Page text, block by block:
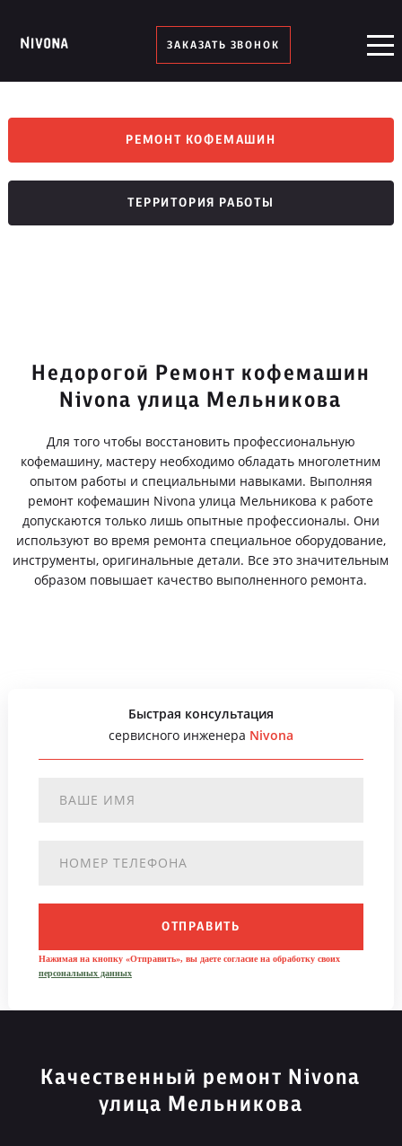
ЗАКАЗАТЬ ЗВОНОК
РЕМОНТ КОФЕМАШИН
ТЕРРИТОРИЯ РАБОТЫ
Недорогой Ремонт кофемашин
Nivona улица Мельникова
Для того чтобы восстановить профессиональную
кофемашину, мастеру необходимо обладать многолетним
опытом работы и специальными навыками. Выполняя
ремонт кофемашин Nivona улица Мельникова к работе
допускаются только лишь опытные профессионалы. Они
используют во время ремонта специальное оборудование,
инструменты, оригинальные детали. Все это значительным
образом повышает качество выполненного ремонта.
Быстрая консультация
сервисного инженера Nivona
ОТПРАВИТЬ
Нажимая на кнопку «Отправить», вы даете согласие на обработку своих
персональных данных
Качественный ремонт Nivona
улица Мельникова